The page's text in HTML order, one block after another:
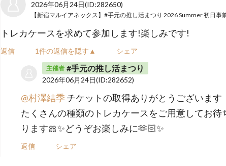
2026年06月24日(ID:282650)
トレカケースを求めて参加します!楽しみです!
返信 1件の返信を隠す▲ シェア
主催者 #手元の推し活まつり
2026年06月24日(ID:282652)
@村澤結季 チケットの取得ありがとうございます
たくさんの種類のトレカケースをご用意してお待
ります🎀✨どうぞお楽しみに🫶🏻✨
返信 シェア